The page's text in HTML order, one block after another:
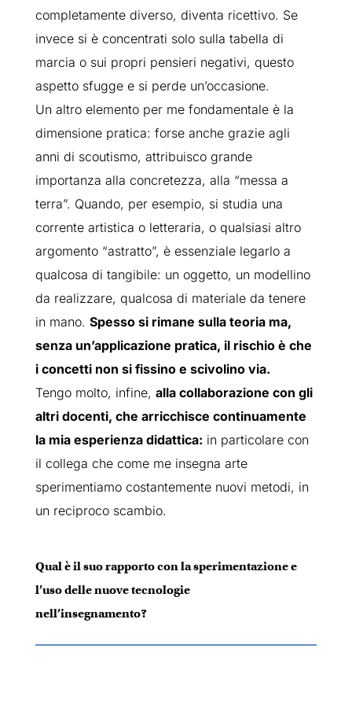
completamente diverso, diventa ricettivo. Se
invece si è concentrati solo sulla tabella di
marcia o sui propri pensieri negativi, questo
aspetto sfugge e si perde un’occasione.
Un altro elemento per me fondamentale è la
dimensione pratica: forse anche grazie agli
anni di scoutismo, attribuisco grande
importanza alla concretezza, alla “messa a
terra”. Quando, per esempio, si studia una
corrente artistica o letteraria, o qualsiasi altro
argomento “astratto”, è essenziale legarlo a
qualcosa di tangibile: un oggetto, un modellino
da realizzare, qualcosa di materiale da tenere
in mano. Spesso si rimane sulla teoria ma,
senza un’applicazione pratica, il rischio è che
i concetti non si fissino e scivolino via.
Tengo molto, infine, alla collaborazione con gli
altri docenti, che arricchisce continuamente
la mia esperienza didattica: in particolare con
il collega che come me insegna arte
sperimentiamo costantemente nuovi metodi, in
un reciproco scambio.
Qual è il suo rapporto con la sperimentazione e
l’uso delle nuove tecnologie
nell’insegnamento?